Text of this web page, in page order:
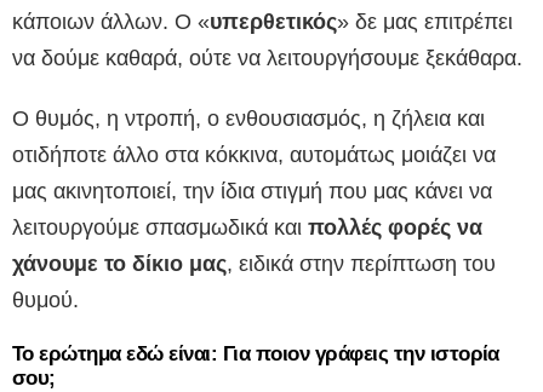
κάποιων άλλων. Ο «υπερθετικός» δε μας επιτρέπει
να δούμε καθαρά, ούτε να λειτουργήσουμε ξεκάθαρα.
Ο θυμός, η ντροπή, ο ενθουσιασμός, η ζήλεια και
οτιδήποτε άλλο στα κόκκινα, αυτομάτως μοιάζει να
μας ακινητοποιεί, την ίδια στιγμή που μας κάνει να
λειτουργούμε σπασμωδικά και πολλές φορές να
χάνουμε το δίκιο μας, ειδικά στην περίπτωση του
θυμού.
Το ερώτημα εδώ είναι: Για ποιον γράφεις την ιστορία
σου;